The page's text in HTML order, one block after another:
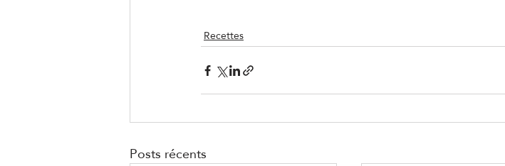
Recettes
Posts récents